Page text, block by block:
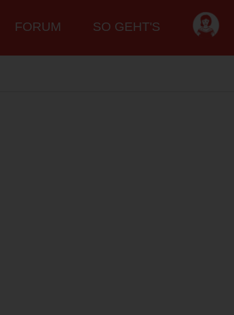
FORUM SO GEHT'S